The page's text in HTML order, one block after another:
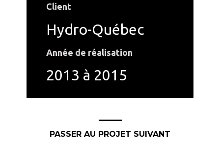
Client
Hydro-Québec
Année de réalisation
2013 à 2015
PASSER AU PROJET SUIVANT